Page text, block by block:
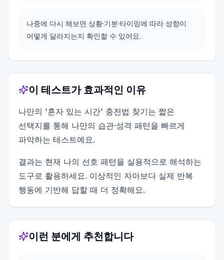
나중에 다시 해보면 상황·기분·타이밍에 따라 성향이
어떻게 달라지는지 확인할 수 있어요.
이 테스트가 효과적인 이유
나만의 '혼자 있는 시간' 충전법 찾기는 짧은
선택지를 통해 나만의 습관·성격 패턴을 빠르게
파악하는 테스트예요.
결과는 현재 나의 선호 패턴을 실용적으로 해석하는
도구로 활용하세요. 이상적인 자아보다 실제 반복
행동에 기반해 답할 때 더 정확해요.
이런 분에게 추천합니다